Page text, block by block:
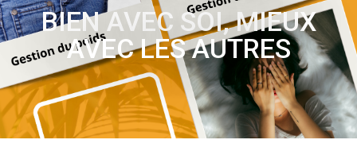
BIEN AVEC SOI, MIEUX
AVEC LES AUTRES